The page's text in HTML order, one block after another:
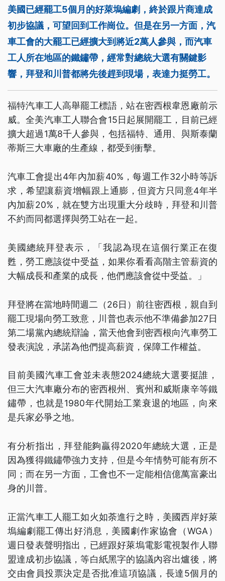
美國已經罷工5個月的好萊塢編劇，終於跟片商達成
初步協議，可望回到工作崗位。但是在另一方面，汽
車工會的大罷工已經擴大到將近2萬人參與，而汽車
工人所在地區的鐵鏽帶，經常對總統大選有關鍵影
響，拜登和川普都將先後趕到現場，表達力挺勞工。
福特汽車工人高舉罷工標語，站在密西根韋恩廠前示
威。全美汽車工人聯合會15日起展開罷工，目前已經
擴大超過1萬8千人參與，包括福特、通用、與斯泰蘭
蒂斯三大車廠的生產線，都受到衝擊。
汽車工會提出4年內加薪40%，每週工作32小時等訴
求，希望讓薪資增幅跟上通膨，但資方只同意4年半
內加薪20%，就在雙方出現重大分歧時，拜登和川普
不約而同都選擇與勞工站在一起。
美國總統拜登表示，「我認為現在這個行業正在復
甦，勞工應該從中受益，如果你看看高階主管薪資的
大幅成長和產業的成長，他們應該會從中受益。」
拜登將在當地時間週二（26日）前往密西根，親自到
罷工現場向勞工致意，川普也表示他不準備參加27日
第二場黨內總統辯論，當天他會到密西根向汽車勞工
發表演說，承諾為他們提高薪資，保障工作權益。
目前美國汽車工會並未表態2024總統大選要挺誰，
但三大汽車廠分布的密西根州、賓州和威斯康辛等鐵
鏽帶，也就是1980年代開始工業衰退的地區，向來
是兵家必爭之地。
有分析指出，拜登能夠贏得2020年總統大選，正是
因為獲得鐵鏽帶強力支持，但是今年情勢可能有所不
同；而在另一方面，工會也不一定能相信億萬富豪出
身的川普。
正當汽車工人罷工如火如荼進行之時，美國西岸好萊
塢編劇罷工傳出好消息，美國劇作家協會（WGA）
週日發表聲明指出，已經跟好萊塢電影電視製作人聯
盟達成初步協議，等白紙黑字的協議內容出爐後，將
交由會員投票決定是否批准這項協議，長達5個月的